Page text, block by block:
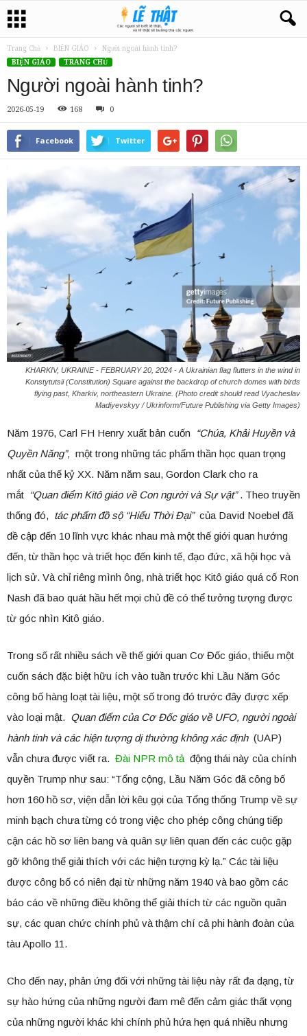
Trang Chủ BIỆN GIÁO
Người ngoài hành tinh?
BIỆN GIÁO
TRANG CHỦ
Người ngoài hành tinh?
2026-05-19 168 0
Facebook Twitter
KHARKIV, UKRAINE - FEBRUARY 20, 2024 - A Ukrainian flag flutters in the wind in
Konstytutsii (Constitution) Square against the backdrop of church domes with birds
flying past, Kharkiv, northeastern Ukraine. (Photo credit should read Vyacheslav
Madiyevskyy / Ukrinform/Future Publishing via Getty Images)
Năm 1976, Carl FH Henry xuất bản cuốn
“Chúa, Khải Huyền và
Quyền Năng”, một trong những tác phẩm thần học quan trọng
nhất của thế kỷ XX. Năm năm sau, Gordon Clark cho ra
mắt “Quan điểm Kitô giáo về Con người và Sự vật”. Theo truyền
thống đó, tác phẩm đồ sộ “Hiểu Thời Đại” của David Noebel đã
đề cập đến 10 lĩnh vực khác nhau mà một thế giới quan hướng
đến, từ thần học và triết học đến kinh tế, đạo đức, xã hội học và
lịch sử. Và chỉ riêng mình ông, nhà triết học Kitô giáo quá cố Ron
Nash đã bao quát hầu hết mọi chủ đề có thể tưởng tượng được
từ góc nhìn Kitô giáo.
Trong số rất nhiều sách về thế giới quan Cơ Đốc giáo, thiếu một
cuốn sách đặc biệt hữu ích vào tuần trước khi Lầu Năm Góc
công bố hàng loạt tài liệu, một số trong đó trước đây được xếp
vào loại mật. Quan điểm của Cơ Đốc giáo về UFO, người ngoài
hành tinh và các hiện tượng dị thường không xác định(UAP)
vẫn chưa được viết ra. Đài NPR mô tả động thái này của chính
quyền Trump như sau: “Tổng cộng, Lầu Năm Góc đã công bố
hơn 160 hồ sơ, viện dẫn lời kêu gọi của Tổng thống Trump về sự
minh bạch chưa từng có trong việc cho phép công chúng tiếp
cận các hồ sơ liên bang và quân sự liên quan đến các cuộc gặp
gỡ không thể giải thích với các hiện tượng kỳ lạ.” Các tài liệu
được công bố có niên đại từ những năm 1940 và bao gồm các
báo cáo về những điều không thể giải thích từ các nguồn quân
sự, các quan chức chính phủ và thậm chí cả phi hành đoàn của
tàu Apollo 11.
Cho đến nay, phản ứng đối với những tài liệu này rất đa dạng, từ
sự hào hứng của những người đam mê đến cảm giác thất vọng
của những người khác khi chính phủ hứa hẹn quá nhiều nhưng